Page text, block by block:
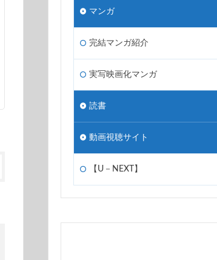
マンガ
完結マンガ紹介
実写映画化マンガ
読書
動画視聴サイト
【U－NEXT】